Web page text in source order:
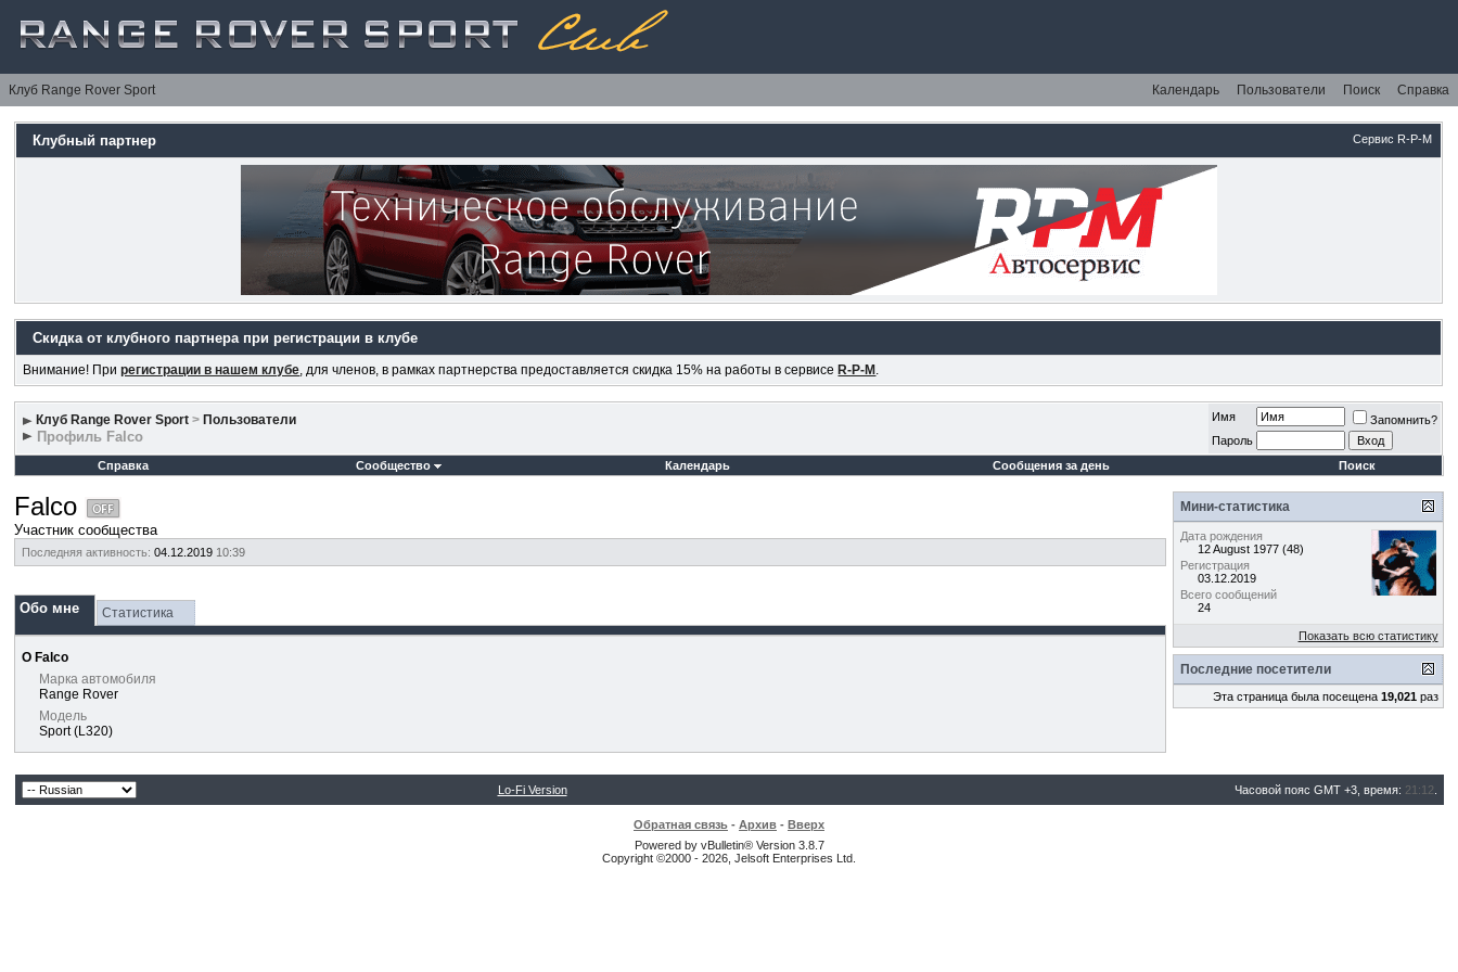
Клуб Range Rover Sport Календарь Пользователи Поиск Справка
Сервис R-P-M
Клубный партнер
Скидка от клубного партнера при регистрации в клубе
Внимание! Прирегистрации в нашем клубе, для членов, в рамках партнерства предоставляется скидка 15% на работы в сервисе R-P-M .
Клуб Range Rover Sport > Пользователи
Профиль Falco
Имя
Запомнить?
Пароль
Справка
Сообщество Календарь Сообщения за день Поиск
Falco
Участник сообщества
Последняя активность: 04.12.2019 10:39
Обо мне Статистика
О Falco
Марка автомобиля
Range Rover
Модель
Sport (L320)
Мини-статистика
Дата рождения
12 August 1977 (48)
Регистрация
03.12.2019
Всего сообщений
24
Показать всю статистику
Последние посетители
Эта страница была посещена 19,021раз
Lo-Fi Version Часовой пояс GMT +3, время: 21:12
Обратная связь - Архив - Вверх
Powered by vBulletin® Version 3.8.7
Copyright ©2000 - 2026, Jelsoft Enterprises Ltd.